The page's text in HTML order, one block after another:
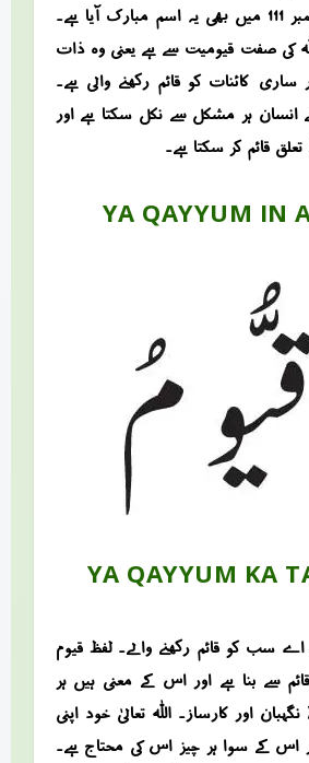
سورہ طہٰ کی آیت نمبر 111 میں بھی یہ اسم مبارک آیا ہے۔
کی صفت قیومیت سے ہے یعنی وہ ذات
کائنات کو قائم رکھنے والی ہے۔
انسان ہر مشکل سے نکل سکتا ہے اور
قائم کر سکتا ہے۔
YA QAYYUM IN
YA QAYYUM KA
اے سب کو قائم رکھنے والے۔ لفظ قیوم
سے بنا ہے اور اس کے معنی ہیں ہر
نگہبان اور کارساز۔ اللہ تعالیٰ خود اپنی
اس کے سوا ہر چیز اس کی محتاج ہے۔